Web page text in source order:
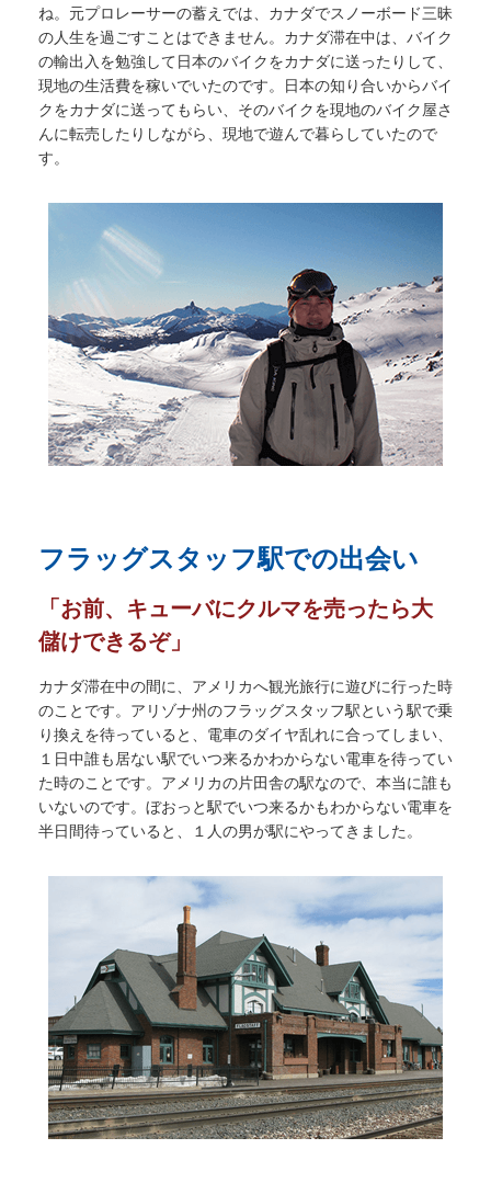
ね。元プロレーサーの蓄えでは、カナダでスノーボード三昧
の人生を過ごすことはできません。カナダ滞在中は、バイク
の輸出入を勉強して日本のバイクをカナダに送ったりして、
現地の生活費を稼いでいたのです。日本の知り合いからバイ
クをカナダに送ってもらい、そのバイクを現地のバイク屋さ
んに転売したりしながら、現地で遊んで暮らしていたので
す。
フラッグスタッフ駅での出会い
「お前、キューバにクルマを売ったら大
儲けできるぞ」
カナダ滞在中の間に、アメリカへ観光旅行に遊びに行った時
のことです。アリゾナ州のフラッグスタッフ駅という駅で乗
り換えを待っていると、電車のダイヤ乱れに合ってしまい、
１日中誰も居ない駅でいつ来るかわからない電車を待ってい
た時のことです。アメリカの片田舎の駅なので、本当に誰も
いないのです。ぼおっと駅でいつ来るかもわからない電車を
半日間待っていると、１人の男が駅にやってきました。